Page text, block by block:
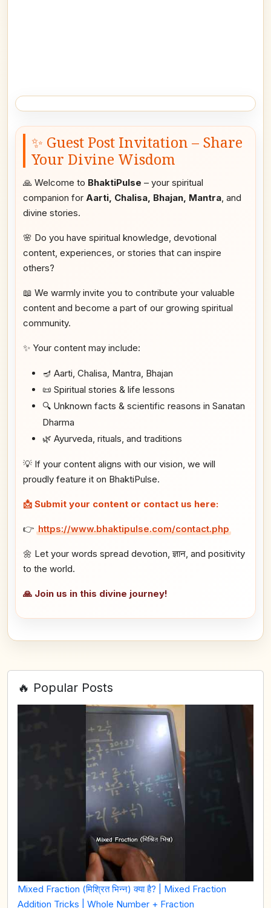
✨ Guest Post Invitation – Share
Your Divine Wisdom
🙏 Welcome to BhaktiPulse – your spiritual
companion for Aarti, Chalisa, Bhajan, Mantra, and
divine stories.
🌸 Do you have spiritual knowledge, devotional
content, experiences, or stories that can inspire
others?
📖 We warmly invite you to contribute your valuable
content and become a part of our growing spiritual
community.
✨ Your content may include:
🪔 Aarti, Chalisa, Mantra, Bhajan
📜 Spiritual stories & life lessons
🔍 Unknown facts & scientific reasons in Sanatan
Dharma
🌿 Ayurveda, rituals, and traditions
💡 If your content aligns with our vision, we will
proudly feature it on BhaktiPulse.
📩 Submit your content or contact us here:
👉 https://www.bhaktipulse.com/contact.php
🌼 Let your words spread devotion, ज्ञान, and positivity
to the world.
🙏 Join us in this divine journey!
🔥 Popular Posts
Mixed Fraction (मिश्रित भिन्न) क्या है? | Mixed Fraction
Addition Tricks | Whole Number + Fraction